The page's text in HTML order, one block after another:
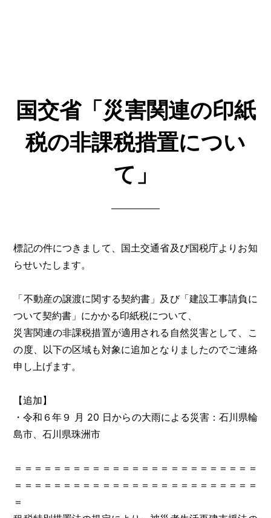
国交省「災害関連の印紙
税の非課税措置につい
て」
標記の件につきまして、国土交通省及び国税庁よりお知
らせいたします。
「不動産の譲渡に関する契約書」及び「建設工事請負に
ついて契約書」にかかる印紙税について、
災害関連の非課税措置が適用される自然災害として、こ
の度、以下の区域も対象に追加となりましたのでご連絡
申し上げます。
【追加】
・令和６年９ 月 20 日からの大雨による災害：石川県輪
島市、石川県珠洲市
＝＝＝＝＝＝＝＝＝＝＝＝＝＝＝＝＝＝＝＝＝＝＝＝＝
＝＝＝＝＝＝＝＝＝＝＝＝＝＝＝＝＝＝＝＝＝＝＝＝＝
＝